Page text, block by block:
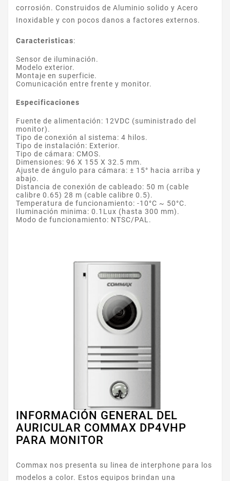
corrosión. Construidos de Aluminio solido y Acero
Inoxidable y con pocos danos a factores externos.
Caracteristicas:
Sensor de iluminación.
Modelo exterior.
Montaje en superficie.
Comunicación entre frente y monitor.
Especificaciones
Fuente de alimentación: 12VDC (suministrado del
monitor).
Tipo de conexión al sistema: 4 hilos.
Tipo de instalación: Exterior.
Tipo de cámara: CMOS.
Dimensiones: 96 X 155 X 32.5 mm.
Ajuste de ángulo para cámara: ± 15° hacia arriba y
abajo.
Distancia de conexión de cableado: 50 m (cable
calibre 0.65) 28 m (cable calibre 0.5).
Temperatura de funcionamiento: -10°C ~ 50°C.
Iluminación minima: 0.1Lux (hasta 300 mm).
Modo de funcionamiento: NTSC/PAL.
INFORMACIÓN GENERAL DEL
AURICULAR COMMAX DP4VHP
PARA MONITOR
Commax nos presenta su linea de interphone para los
modelos a color. Estos equipos brindan una